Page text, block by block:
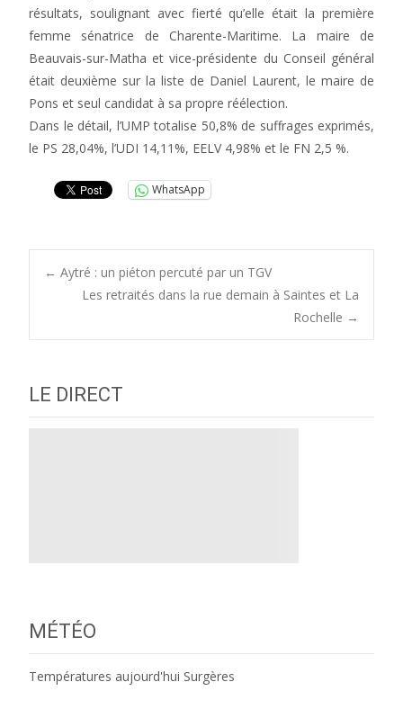
résultats, soulignant avec fierté qu’elle était la première
femme sénatrice de Charente-Maritime. La maire de
Beauvais-sur-Matha et vice-présidente du Conseil général
était deuxième sur la liste de Daniel Laurent, le maire de
Pons et seul candidat à sa propre réélection.
Dans le détail, l’UMP totalise 50,8% de suffrages exprimés,
le PS 28,04%, l’UDI 14,11%, EELV 4,98% et le FN 2,5 %.
WhatsApp
Post
navigation
← Aytré : un piéton percuté par un TGV
Les retraités dans la rue demain à Saintes et La
Rochelle →
LE DIRECT
MÉTÉO
Températures aujourd'hui Surgères